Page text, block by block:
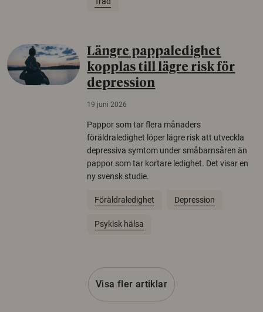
Längre pappaledighet
kopplas till lägre risk för
depression
19 juni 2026
Pappor som tar flera månaders
föräldraledighet löper lägre risk att utveckla
depressiva symtom under småbarnsåren än
pappor som tar kortare ledighet. Det visar en
ny svensk studie.
Föräldraledighet Depression
Psykisk hälsa
Visa fler artiklar